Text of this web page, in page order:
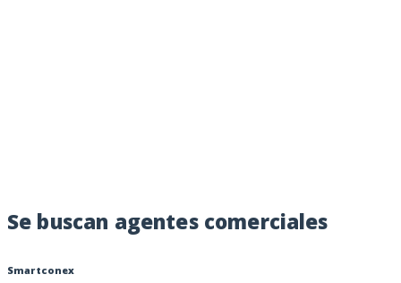
Se buscan agentes comerciales
Smartconex